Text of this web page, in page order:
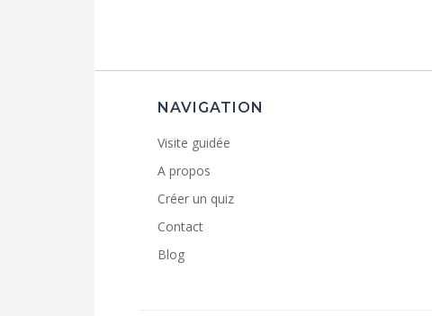
NAVIGATION
Visite guidée
A propos
Créer un quiz
Contact
Blog